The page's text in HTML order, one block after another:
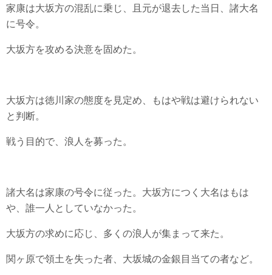
家康は大坂方の混乱に乗じ、且元が退去した当日、諸大名
に号令。
大坂方を攻める決意を固めた。
大坂方は徳川家の態度を見定め、もはや戦は避けられない
と判断。
戦う目的で、浪人を募った。
諸大名は家康の号令に従った。大坂方につく大名はもは
や、誰一人としていなかった。
大坂方の求めに応じ、多くの浪人が集まって来た。
関ヶ原で領土を失った者、大坂城の金銀目当ての者など。